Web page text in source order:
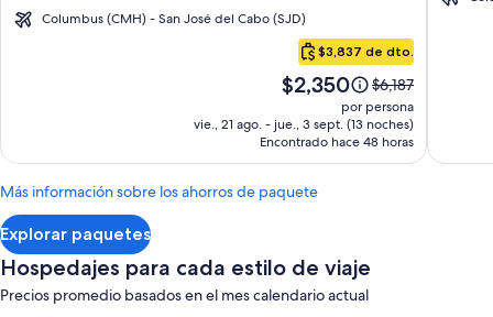
Cabo
by
–
All
Inclusive
Columbus (CMH) - San José del Cabo (SJD)
$3,837 de dto.
El
precio
es
de
$2,350.
$2,350
El
precio
anterior
era
de
$6,187
por persona
vie., 21 ago. - jue., 3 sept. (13 noches)
Encontrado hace 48 horas
Explorar paquetes
Más información sobre los ahorros de paquete
Hospedajes para cada estilo de viaje
Precios promedio basados en el mes calendario actual